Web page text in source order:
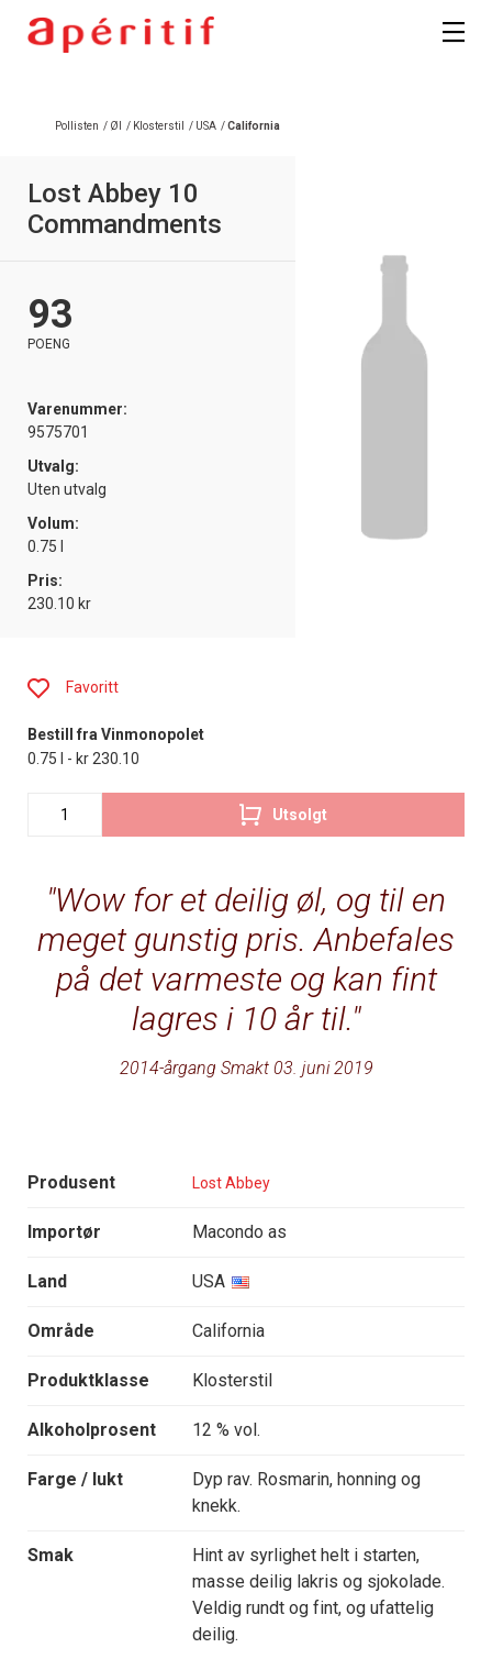
Pollisten / Øl / Klosterstil / USA /California
Lost Abbey 10
Commandments
93
POENG
Varenummer:
9575701
Utvalg:
Uten utvalg
Volum:
0.75 l
Pris:
230.10 kr
Wow for et deilig øl, og til en
meget gunstig pris. Anbefales
på det varmeste og kan fint
lagres i 10 år til.
2014-årgang Smakt 03. juni 2019
Produsent Lost Abbey
Importør Macondo as
Land USA
Område California
Produktklasse Klosterstil
Alkoholprosent 12 % vol.
Farge / lukt
Dyp rav. Rosmarin, honning og
knekk.
Smak
Hint av syrlighet helt i starten,
masse deilig lakris og sjokolade.
Veldig rundt og fint, og ufattelig
deilig.
Favoritt
Bestill fra Vinmonopolet
0.75 l - kr 230.10
Utsolgt